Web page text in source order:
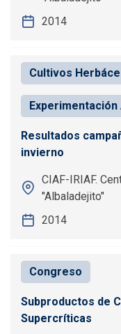
2014
Cultivos
Resultados
invierno
CIAF-IRIAF.
"Albaladejito"
2014
Congreso
Subproductos de
Supercríticas